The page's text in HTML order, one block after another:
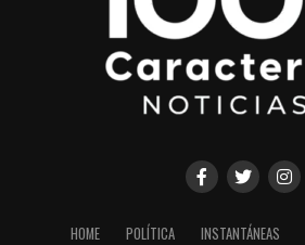
HOME POLÍTICA INSTANTÁNEAS